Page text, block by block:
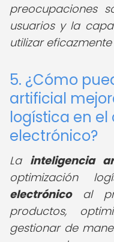
preocupaciones
usuarios y la
utilizar
5. ¿Cómo
artificial
logística en
electrónico?
La inteligencia
optimización
electrónicoal
productos,
gestionar de